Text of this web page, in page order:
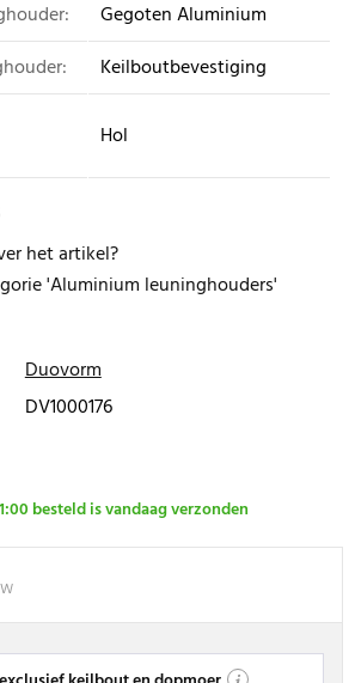
Gegoten Aluminium
Keilboutbevestiging
Hol
het artikel?
'Aluminium leuninghouders'
Duovorm
DV1000176
besteld is vandaag verzonden